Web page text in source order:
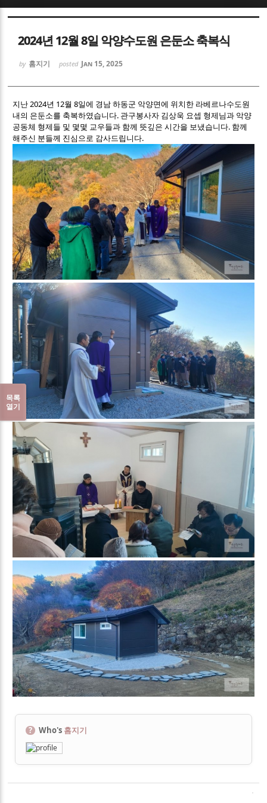
2024년 12월 8일 악양수도원 은둔소 축복식
by 홈지기 posted Jan 15, 2025
지난 2024년 12월 8일에 경남 하동군 악양면에 위치한 라베르나수도원
내의 은둔소를 축복하였습니다. 관구봉사자 김상욱 요셉 형제님과 악양
공동체 형제들 및 몇몇 교우들과 함께 뜻깊은 시간을 보냈습니다. 함께
해주신 분들께 진심으로 감사드립니다.
? Who's 홈지기
목록
열기
Sketchbook5, 스케치북5
Sketchbook5, 스케치북5
Sketchbook5, 스케치북5
Sketchbook5, 스케치북5